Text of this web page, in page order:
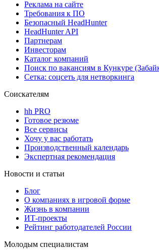
Реклама на сайте
Требования к ПО
Безопасный HeadHunter
HeadHunter API
Партнерам
Инвесторам
Каталог компаний
Поиск по вакансиям в Кункуре
Сетка: соцсеть для нетворкинга
Соискателям
hh PRO
Готовое резюме
Все сервисы
Хочу у вас работать
Производственный календарь
Экспертная рекомендация
Новости и статьи
Блог
О компаниях в игровой форме
Жизнь в компании
ИТ-проекты
Рейтинг работодателей России
Молодым специалистам